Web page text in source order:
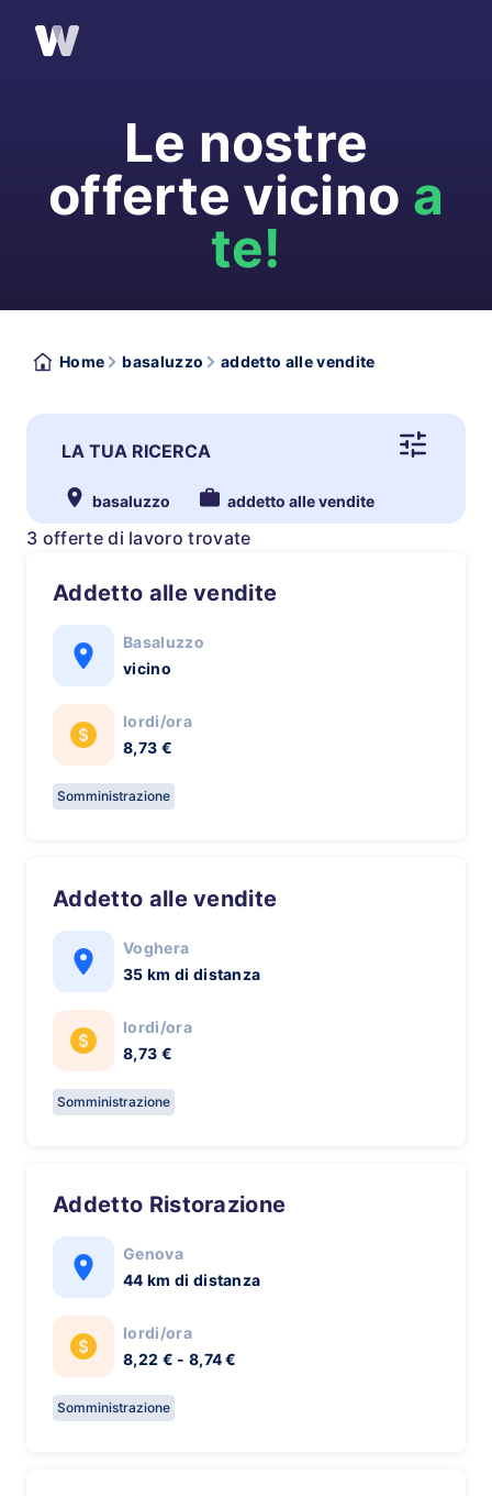
Le nostre
offerte vicino a
te!
Home basaluzzo addetto alle vendite
LA TUA RICERCA
basaluzzo addetto alle vendite
3 offerte di lavoro trovate
Addetto alle vendite
Basaluzzo
vicino
lordi/ora
8,73 €
Somministrazione
Addetto alle vendite
Voghera
35 km di distanza
lordi/ora
8,73 €
Somministrazione
Addetto Ristorazione
Genova
44 km di distanza
lordi/ora
8,22 € - 8,74 €
Somministrazione